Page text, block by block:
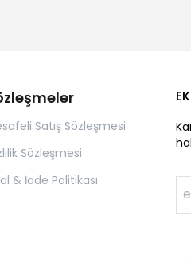
Satış Sözleşmesi
Sözleşmesi
& İade Politikası